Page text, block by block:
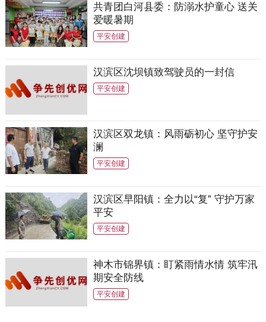
共青团白河县委：防溺水护童心 送关
爱暖暑期
平安创建
汉滨区沈坝镇致驾驶员的一封信
平安创建
汉滨区双龙镇：风雨砺初心 坚守护安
澜
平安创建
汉滨区早阳镇：全力以“复” 守护万家
平安
平安创建
神木市锦界镇：盯紧雨情水情 筑牢汛
期安全防线
平安创建